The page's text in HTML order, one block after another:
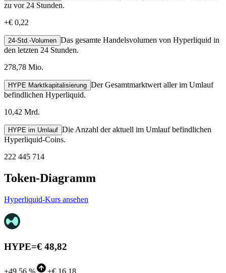
zu vor 24 Stunden.
+€ 0,22
24-Std.-Volumen Das gesamte Handelsvolumen von Hyperliquid in
den letzten 24 Stunden.
278,78 Mio.
HYPE Marktkapitalisierung Der Gesamtmarktwert aller im Umlauf
befindlichen Hyperliquid.
10,42 Mrd.
HYPE im Umlauf Die Anzahl der aktuell im Umlauf befindlichen
Hyperliquid-Coins.
222 445 714
Token-Diagramm
Hyperliquid-Kurs ansehen
HYPE=€ 48,82
+49,56 % +€ 16,18